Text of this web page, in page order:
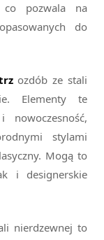
co pozwala na
do
ozdób ze stali
Elementy te
stylami
Mogą to
i designerskie
nierdzewnej to